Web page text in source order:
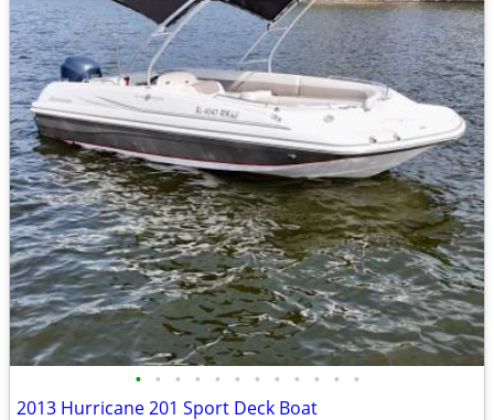
• • • • • • • • • • • •
2013 Hurricane 201 Sport Deck Boat